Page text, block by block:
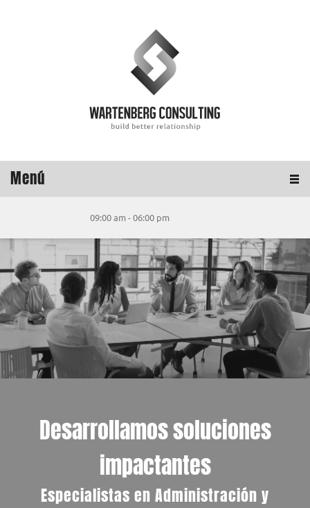
Menú
09:00 am - 06:00 pm
Desarrollamos soluciones
impactantes
Especialistas en Administración y